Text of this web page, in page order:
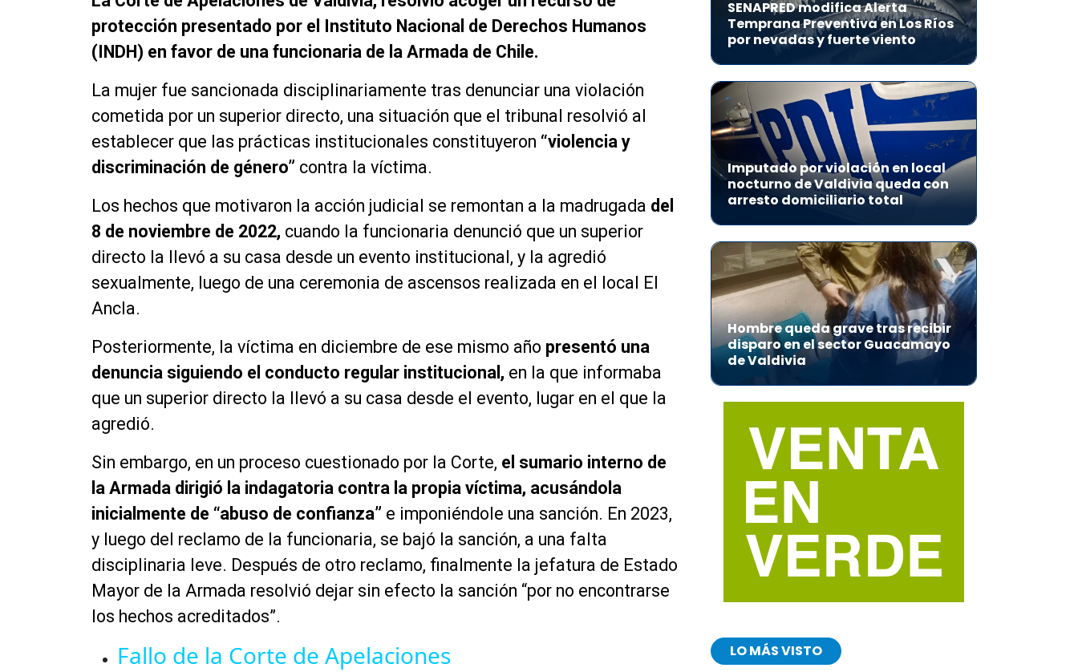
protección presentado por el Instituto Nacional de Derechos Humanos
(INDH) en favor de una funcionaria de la Armada de Chile.
La mujer fue sancionada disciplinariamente tras denunciar una violación
cometida por un superior directo, una situación que el tribunal resolvió al
establecer que las prácticas institucionales constituyeron “violencia y
discriminación de género” contra la víctima.
Los hechos que motivaron la acción judicial se remontan a la madrugada del
8 de noviembre de 2022, cuando la funcionaria denunció que un superior
directo la llevó a su casa desde un evento institucional, y la agredió
sexualmente, luego de una ceremonia de ascensos realizada en el local El
Ancla.
Posteriormente, la víctima en diciembre de ese mismo año presentó una
denuncia siguiendo el conducto regular institucional, en la que informaba
que un superior directo la llevó a su casa desde el evento, lugar en el que la
agredió.
Sin embargo, en un proceso cuestionado por la Corte, el sumario interno de
la Armada dirigió la indagatoria contra la propia víctima, acusándola
inicialmente de “abuso de confianza” e imponiéndole una sanción. En 2023,
y luego del reclamo de la funcionaria, se bajó la sanción, a una falta
disciplinaria leve. Después de otro reclamo, finalmente la jefatura de Estado
Mayor de la Armada resolvió dejar sin efecto la sanción “por no encontrarse
los hechos acreditados”.
Fallo de la Corte de Apelaciones
SENAPRED modifica Alerta
Temprana Preventiva en Los Ríos
por nevadas y fuerte viento
Imputado por violación en local
nocturno de Valdivia queda con
arresto domiciliario total
Hombre queda grave tras recibir
disparo en el sector Guacamayo
de Valdivia
LO MÁS VISTO